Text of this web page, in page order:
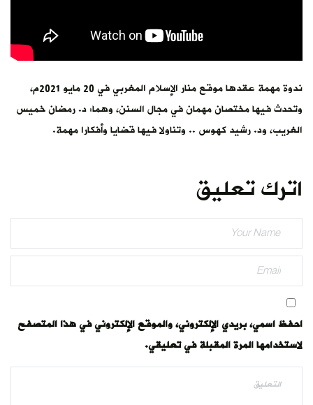
ندوة مهمة عقدها موقع منار الإسلام المغربي في 20 مايو 2021م،
وتحدث فيها مختصان مهمان في مجال السنن، وهما: د. رمضان خميس
الغريب، ود. رشيد كهوس .. وتناولا فيها قضايا وأفكارا مهمة.
اترك تعليق
احفظ اسمي، بريدي الإلكتروني، والموقع الإلكتروني في هذا المتصفح
لاستخدامها المرة المقبلة في تعليقي.